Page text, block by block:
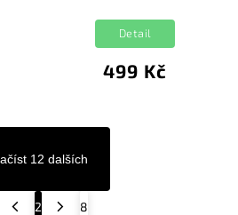
499 Kč
Detail
12 dalších
2 8